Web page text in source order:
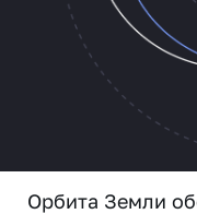
Орбита Земли